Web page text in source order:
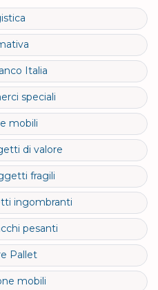
Italia
speciali
mobili
di valore
fragili
ingombranti
pesanti
Pallet
mobili